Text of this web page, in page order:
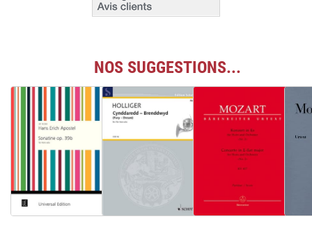
NOS SUGGESTIONS...